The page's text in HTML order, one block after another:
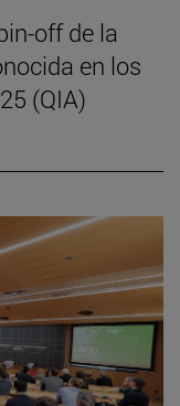
off de la
en los
(QIA)